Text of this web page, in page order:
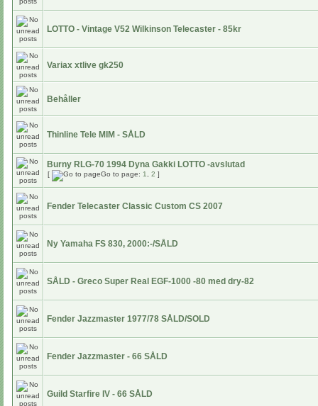
LOTTO - Vintage V52 Wilkinson Telecaster - 85kr
Variax xtlive gk250
Behåller
Thinline Tele MIM - SÅLD
Burny RLG-70 1994 Dyna Gakki LOTTO -avslutad
[ Go to page: 1 2 ]
Fender Telecaster Classic Custom CS 2007
Ny Yamaha FS 830, 2000:-/SÅLD
SÅLD - Greco Super Real EGF-1000 -80 med dry-82
Fender Jazzmaster 1977/78 SÅLD/SOLD
Fender Jazzmaster - 66 SÅLD
Guild Starfire IV - 66 SÅLD